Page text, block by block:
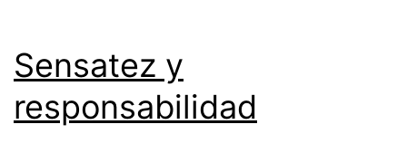
Sensatez y
responsabilidad